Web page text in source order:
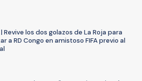
| Revive los dos golazos de La Roja para
a RD Congo en amistoso FIFA previo al